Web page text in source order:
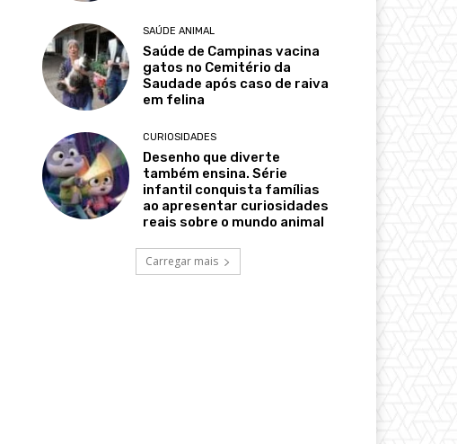
SAÚDE ANIMAL
Saúde de Campinas vacina
gatos no Cemitério da
Saudade após caso de raiva
em felina
CURIOSIDADES
Desenho que diverte
também ensina. Série
infantil conquista famílias
ao apresentar curiosidades
reais sobre o mundo animal
Carregar mais